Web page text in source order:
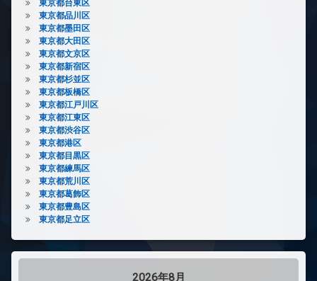
東京都台東区
東京都品川区
東京都墨田区
東京都大田区
東京都文京区
東京都新宿区
東京都杉並区
東京都板橋区
東京都江戸川区
東京都江東区
東京都渋谷区
東京都港区
東京都目黒区
東京都練馬区
東京都荒川区
東京都葛飾区
東京都豊島区
東京都足立区
2026年8月